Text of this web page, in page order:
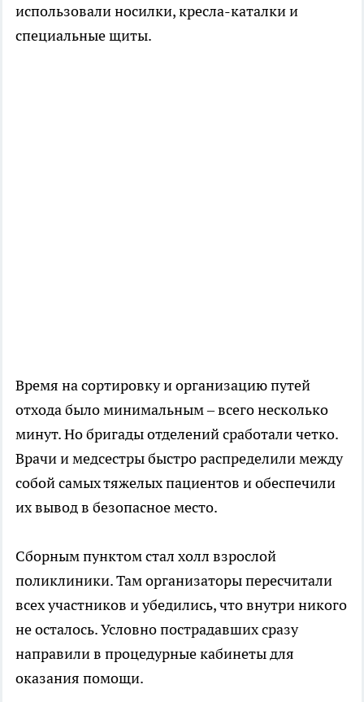
использовали носилки, кресла-каталки и
специальные щиты.
Время на сортировку и организацию путей
отхода было минимальным – всего несколько
минут. Но бригады отделений сработали четко.
Врачи и медсестры быстро распределили между
собой самых тяжелых пациентов и обеспечили
их вывод в безопасное место.
Сборным пунктом стал холл взрослой
поликлиники. Там организаторы пересчитали
всех участников и убедились, что внутри никого
не осталось. Условно пострадавших сразу
направили в процедурные кабинеты для
оказания помощи.